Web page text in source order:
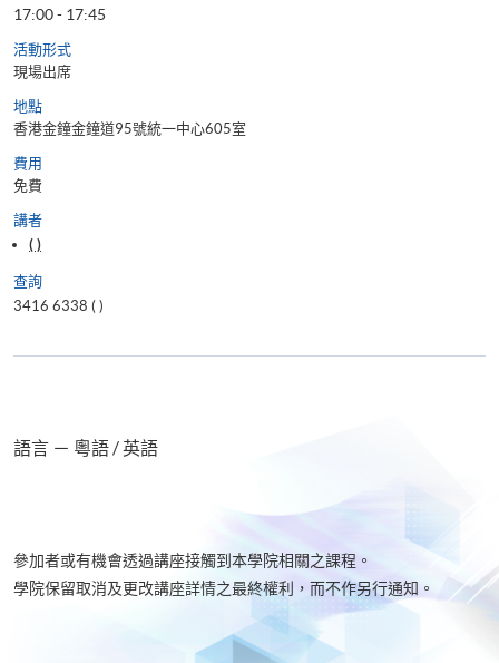
17:00 - 17:45
活動形式
現場出席
地點
香港金鐘金鐘道95號統一中心605室
費用
免費
講者
( )
查詢
3416 6338 ( )
語言 － 粵語 / 英語
參加者或有機會透過講座接觸到本學院相關之課程。
學院保留取消及更改講座詳情之最終權利，而不作另行通知。